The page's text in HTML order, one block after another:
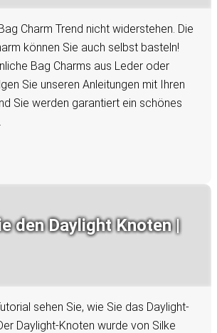
Charm Trend nicht widerstehen. Die
können Sie auch selbst basteln!
Bag Charms aus Leder oder
Sie unseren Anleitungen mit Ihren
Sie werden garantiert ein schönes
den Daylight Knoten |
sehen Sie, wie Sie das Daylight-
Daylight-Knoten wurde von Silke